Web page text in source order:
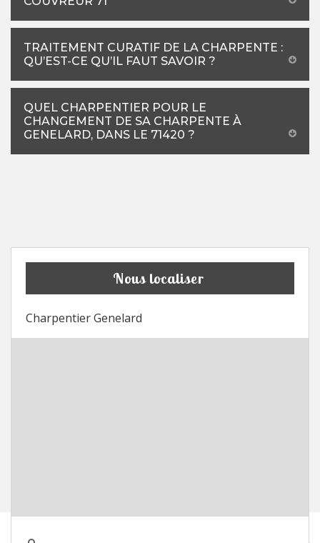
TRAITEMENT CURATIF DE LA CHARPENTE :
QU’EST-CE QU’IL FAUT SAVOIR ?
QUEL CHARPENTIER POUR LE
CHANGEMENT DE SA CHARPENTE À
GENELARD, DANS LE 71420 ?
Nous localiser
Charpentier Genelard